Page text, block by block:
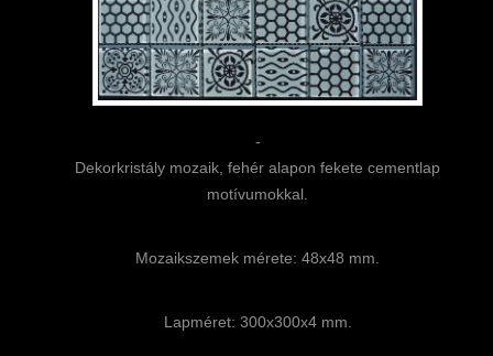
-
Dekorkristály mozaik, fehér alapon fekete cementlap
motívumokkal.
Mozaikszemek mérete: 48x48 mm.
Lapméret: 300x300x4 mm.